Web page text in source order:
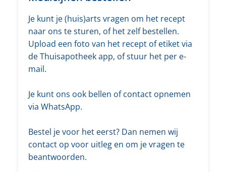
Je kunt je (huis)arts vragen om het recept
naar ons te sturen, of het zelf bestellen.
Upload een foto van het recept of etiket via
de Thuisapotheek app, of stuur het per e-
mail.
Je kunt ons ook bellen of contact opnemen
via WhatsApp.
Bestel je voor het eerst? Dan nemen wij
contact op voor uitleg en om je vragen te
beantwoorden.